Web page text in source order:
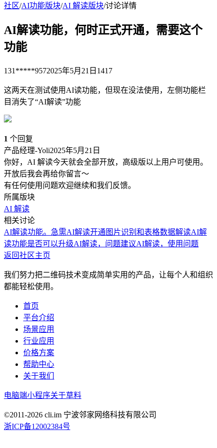
社区/AI功能版块/AI 解读版块/讨论详情
AI解读功能，何时正式开通，需要这个
功能
131*****9572025年5月21日 1417
这两天在测试使用AI读功能，但现在没法使用，左侧功能栏
目消失了“AI解读”功能
1 个回复
产品经理-Yoli2025年5月21日
你好，AI 解读今天就会全部开放，高级版以上用户可使用。
开放后我会再给你留言～
有任何使用问题欢迎继续和我们反馈。
所属版块
AI 解读
相关讨论
AI解读功能。 急需AI解读开通图片识别和表格数据解读AI解
读功能是否可以升级AI解读，问题建议AI解读，使用问题
返回社区主页
我们努力把二维码技术变成简单实用的产品，让每个人和组织
都能轻松使用。
首页
平台介绍
场景应用
行业应用
价格方案
帮助中心
关于我们
电脑端小程序关于草料
©2011-2026 cli.im 宁波邻家网络科技有限公司
浙ICP备12002384号